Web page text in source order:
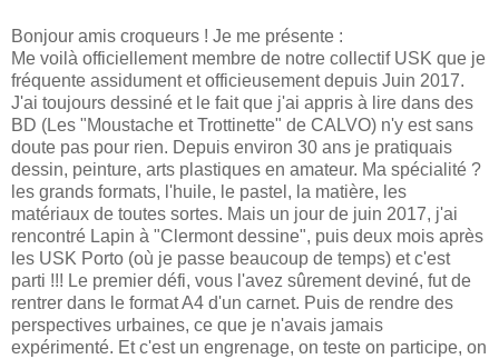
Bonjour amis croqueurs ! Je me présente :
Me voilà officiellement membre de notre collectif USK que je
fréquente assidument et officieusement depuis Juin 2017.
J'ai toujours dessiné et le fait que j'ai appris à lire dans des
BD (Les "Moustache et Trottinette" de CALVO) n'y est sans
doute pas pour rien. Depuis environ 30 ans je pratiquais
dessin, peinture, arts plastiques en amateur. Ma spécialité ?
les grands formats, l'huile, le pastel, la matière, les
matériaux de toutes sortes. Mais un jour de juin 2017, j'ai
rencontré Lapin à "Clermont dessine", puis deux mois après
les USK Porto (où je passe beaucoup de temps) et c'est
parti !!! Le premier défi, vous l'avez sûrement deviné, fut de
rentrer dans le format A4 d'un carnet. Puis de rendre des
perspectives urbaines, ce que je n'avais jamais
expérimenté. Et c'est un engrenage, on teste on participe, on